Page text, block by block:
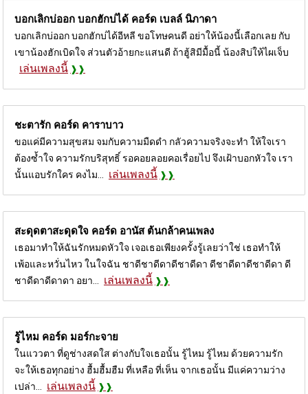
บอกเลิกบ่ออก บอกฮักบ่ได้ คอร์ด เบลล์ นิภาดา
บอกเลิกบ่ออก บอกฮักบ่ได้อีหลี ขอโทษคนดี อย่าให้น้องนี้เลือกเลย กับ
เขาน้องฮักเบิดใจ ส่วนตัวอ้ายกะแสนดี ถ้าฮู้สิมีมื้อนี้ น้องสิบ่ให้ไผเจ็บ
เล่นเพลงนี้
ชะตารัก คอร์ด คาราบาว
ขอแค่มีความสุขสม จมกับความมืดดำ กลัวความจริงจะทำ ให้ใจเรา
ต้องซ้ำใจ ความรักบริสุทธิ์ รอคอยลอยคอเรื่อยไป จึงเฝ้าบอกหัวใจ เรา
นั้นแอบรักใคร คงไม... เล่นเพลงนี้
สะดุดตาสะดุดใจ คอร์ด อานัส ต้นกล้าคนเพลง
เธอมาทำให้ฉันรักหมดหัวใจ เจอเธอเพียงครั้งรู้เลยว่าใช่ เธอทำให้
เพ้อและหวั่นไหว ในใจฉัน ชาดีชาดีดาดีชาดีดา ดีชาดีดาดีชาดีดา ดี
ชาดีดาดีดาดา อยา... เล่นเพลงนี้
รู้ไหม คอร์ด มอร์กะจาย
ในแววตา ที่ดูช่างสดใส ต่างกับใจเธอนั้น รู้ไหม รู้ไหม ด้วยความรัก
จะให้เธอทุกอย่าง ฮื้มฮื้มฮืม ที่เหลือ ที่เห็น จากเธอนั้น มีแค่ความว่าง
เปล่า... เล่นเพลงนี้